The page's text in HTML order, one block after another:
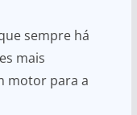
sempre há
mais
motor para a